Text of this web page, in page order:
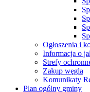
Ogłoszenia i
Informacja o
Strefy
Zakup węgla
Komunikaty
Plan ogólny gminy